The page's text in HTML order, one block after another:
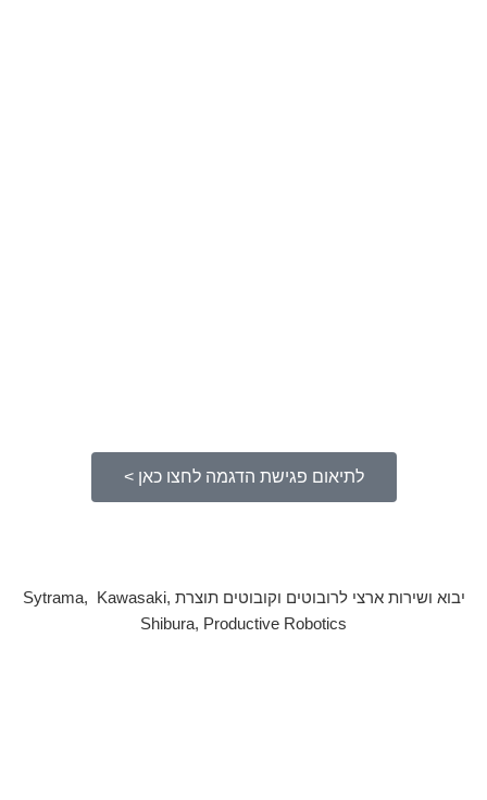
לתיאום פגישת הדגמה לחצו כאן >
יבוא ושירות ארצי לרובוטים וקובוטים תוצרת Sytrama, Kawasaki,
Shibura, Productive Robotics